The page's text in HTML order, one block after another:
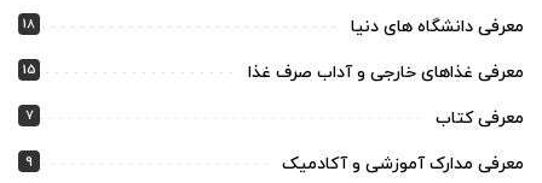
معرفی دانشگاه های دنیا 18
معرفی غذاهای خارجی و آداب صرف غذا 15
معرفی کتاب 7
معرفی مدارک آموزشی و آکادمیک 9